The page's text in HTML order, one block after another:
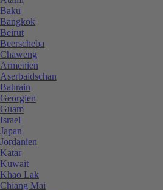
Baku
Bangkok
Beirut
Beerscheba
Chaweng
Armenien
Aserbaidschan
Bahrain
Georgien
Guam
Israel
Japan
Jordanien
Katar
Kuwait
Khao Lak
Chiang Mai